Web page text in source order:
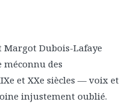
Margot Dubois-Lafaye
des
et XXe siècles — voix et
injustement oublié.